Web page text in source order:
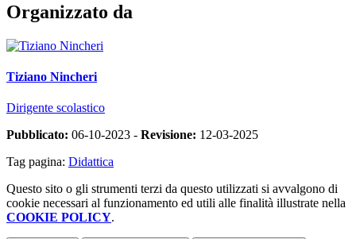
Organizzato da
Tiziano Nincheri
Dirigente scolastico
Pubblicato: 06-10-2023 - Revisione: 12-03-2025
Tag pagina: Didattica
Questo sito o gli strumenti terzi da questo utilizzati si avvalgono di
cookie necessari al funzionamento ed utili alle finalità illustrate nella
COOKIE POLICY.